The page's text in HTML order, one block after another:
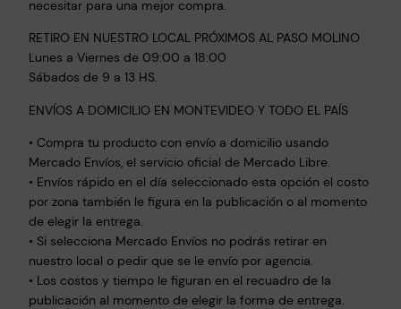
a
I
n
f
n
t
i
l
G
n
necesitar para una mejor compra.
RETIRO EN NUESTRO LOCAL PRÓXIMOS AL PASO MOLINO
Lunes a Viernes de 09:00 a 18:00
Sábados de 9 a 13 HS.
ENVÍOS A DOMICILIO EN MONTEVIDEO Y TODO EL PAÍS
• Compra tu producto con envío a domicilio usando
Mercado Envíos, el servicio oficial de Mercado Libre.
• Envíos rápido en el día seleccionado esta opción el costo
por zona también le figura en la publicación o al momento
de elegir la entrega.
• Si selecciona Mercado Envíos no podrás retirar en
nuestro local o pedir que se le envío por agencia.
• Los costos y tiempo le figuran en el recuadro de la
publicación al momento de elegir la forma de entrega.